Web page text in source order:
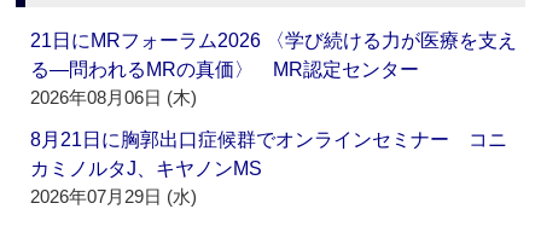
21日にMRフォーラム2026 〈学び続ける力が医療を支え
る―問われるMRの真価〉 MR認定センター
2026年08月06日 (木)
8月21日に胸郭出口症候群でオンラインセミナー コニ
カミノルタJ、キヤノンMS
2026年07月29日 (水)